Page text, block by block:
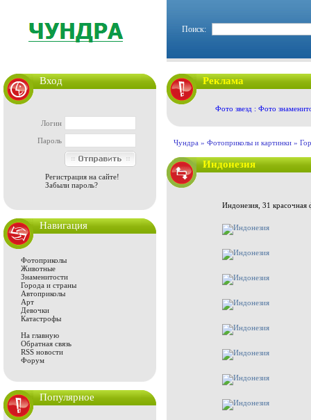
Поиск:
Вход
Логин
Пароль
Регистрация на сайте!
Забыли пароль?
Навигация
Фотоприколы
Животные
Знаменитости
Города и страны
Автоприколы
Арт
Девочки
Катастрофы
На главную
Обратная связь
RSS новости
Форум
Популярное
Реклама
Фото звезд : Фото
Чундра » Фотоприколы и картинки »
Индонезия
Индонезия, 31 красочная